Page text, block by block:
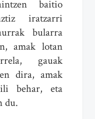
baitio
iratzarri
bularra
amak lotan
gauak
dira, amak
behar, eta
du.